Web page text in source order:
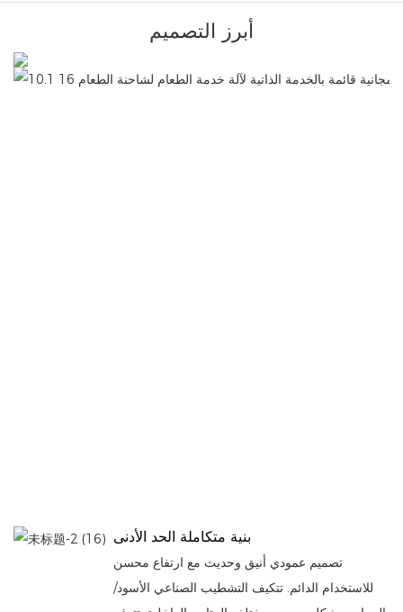
أبرز التصميم
بنية متكاملة الحد الأدنى
تصميم عمودي أنيق وحديث مع ارتفاع محسن
للاستخدام الدائم. تتكيف التشطيب الصناعي الأسود/